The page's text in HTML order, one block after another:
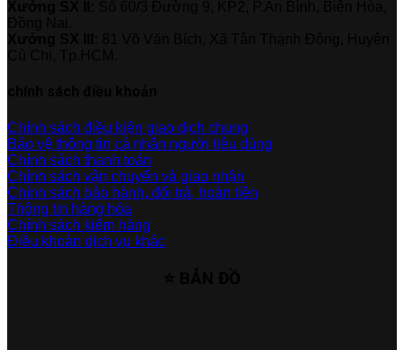
Chính sách điều kiện giao dịch chung
Bảo vệ thông tin cá nhân người tiêu dùng
Chính sách thanh toán
Chính sách vận chuyển và giao nhận
Chính sách bảo hành, đổi trả, hoàn tiền
Thông tin hàng hóa
Chính sách kiểm hàng
Điều khoản dịch vụ khác